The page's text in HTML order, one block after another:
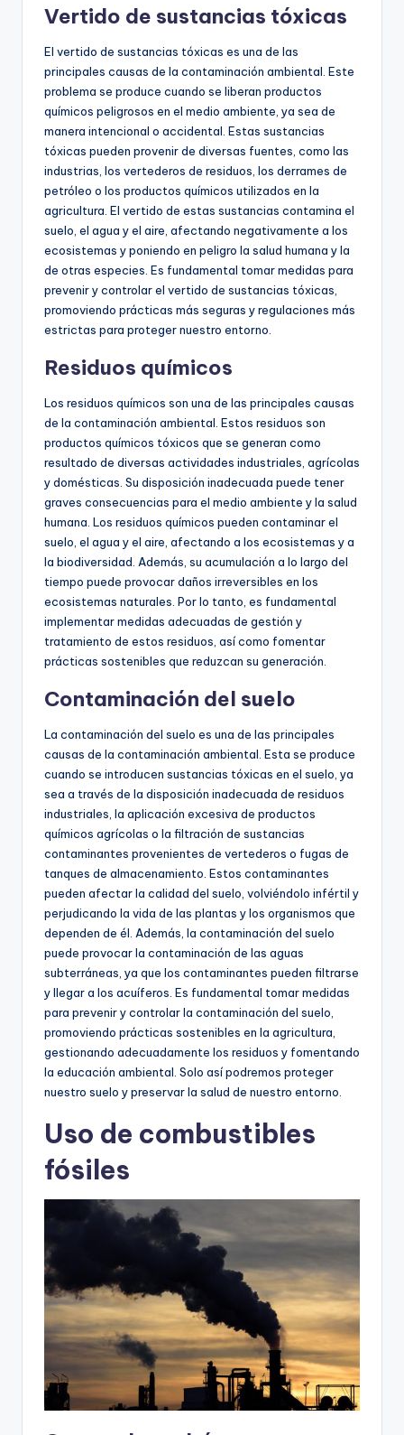
Vertido de sustancias tóxicas
El vertido de sustancias tóxicas es una de las
principales causas de la contaminación ambiental. Este
problema se produce cuando se liberan productos
químicos peligrosos en el medio ambiente, ya sea de
manera intencional o accidental. Estas sustancias
tóxicas pueden provenir de diversas fuentes, como las
industrias, los vertederos de residuos, los derrames de
petróleo o los productos químicos utilizados en la
agricultura. El vertido de estas sustancias contamina el
suelo, el agua y el aire, afectando negativamente a los
ecosistemas y poniendo en peligro la salud humana y la
de otras especies. Es fundamental tomar medidas para
prevenir y controlar el vertido de sustancias tóxicas,
promoviendo prácticas más seguras y regulaciones más
estrictas para proteger nuestro entorno.
Residuos químicos
Los residuos químicos son una de las principales causas
de la contaminación ambiental. Estos residuos son
productos químicos tóxicos que se generan como
resultado de diversas actividades industriales, agrícolas
y domésticas. Su disposición inadecuada puede tener
graves consecuencias para el medio ambiente y la salud
humana. Los residuos químicos pueden contaminar el
suelo, el agua y el aire, afectando a los ecosistemas y a
la biodiversidad. Además, su acumulación a lo largo del
tiempo puede provocar daños irreversibles en los
ecosistemas naturales. Por lo tanto, es fundamental
implementar medidas adecuadas de gestión y
tratamiento de estos residuos, así como fomentar
prácticas sostenibles que reduzcan su generación.
Contaminación del suelo
La contaminación del suelo es una de las principales
causas de la contaminación ambiental. Esta se produce
cuando se introducen sustancias tóxicas en el suelo, ya
sea a través de la disposición inadecuada de residuos
industriales, la aplicación excesiva de productos
químicos agrícolas o la filtración de sustancias
contaminantes provenientes de vertederos o fugas de
tanques de almacenamiento. Estos contaminantes
pueden afectar la calidad del suelo, volviéndolo infértil y
perjudicando la vida de las plantas y los organismos que
dependen de él. Además, la contaminación del suelo
puede provocar la contaminación de las aguas
subterráneas, ya que los contaminantes pueden filtrarse
y llegar a los acuíferos. Es fundamental tomar medidas
para prevenir y controlar la contaminación del suelo,
promoviendo prácticas sostenibles en la agricultura,
gestionando adecuadamente los residuos y fomentando
la educación ambiental. Solo así podremos proteger
nuestro suelo y preservar la salud de nuestro entorno.
Uso de combustibles
fósiles